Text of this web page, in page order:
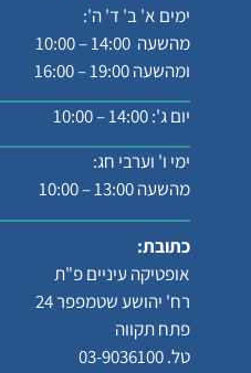
ימים א' ב' ד' ה':
מהשעה 14:00 – 10:00
ומהשעה 19:00 – 16:00
יום ג': 14:00 – 10:00
ימי ו' וערבי חג:
מהשעה 13:00 – 10:00
כתובת:
אופטיקה עיניים פ"ת
רח' יהושע שטמפפר 24
פתח תקווה
טל. 03-9036100